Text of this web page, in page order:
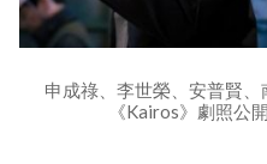
申成祿、李世榮、安普賢
《Kairos》劇照公